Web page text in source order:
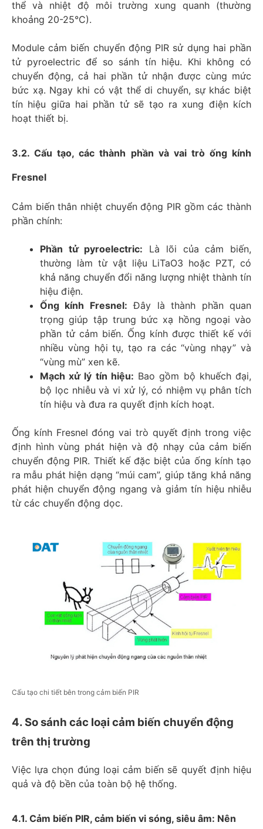
thể và nhiệt độ môi trường xung quanh (thường
khoảng 20-25°C).
Module cảm biến chuyển động PIR sử dụng hai phần
tử pyroelectric để so sánh tín hiệu. Khi không có
chuyển động, cả hai phần tử nhận được cùng mức
bức xạ. Ngay khi có vật thể di chuyển, sự khác biệt
tín hiệu giữa hai phần tử sẽ tạo ra xung điện kích
hoạt thiết bị.
3.2. Cấu tạo, các thành phần và vai trò ống kính
Fresnel
Cảm biến thân nhiệt chuyển động PIR gồm các thành
phần chính:
Phần tử pyroelectric: Là lõi của cảm biến,
thường làm từ vật liệu LiTaO3 hoặc PZT, có
khả năng chuyển đổi năng lượng nhiệt thành tín
hiệu điện.
Ống kính Fresnel: Đây là thành phần quan
trọng giúp tập trung bức xạ hồng ngoại vào
phần tử cảm biến. Ống kính được thiết kế với
nhiều vùng hội tụ, tạo ra các “vùng nhạy” và
“vùng mù” xen kẽ.
Mạch xử lý tín hiệu: Bao gồm bộ khuếch đại,
bộ lọc nhiễu và vi xử lý, có nhiệm vụ phân tích
tín hiệu và đưa ra quyết định kích hoạt.
Ống kính Fresnel đóng vai trò quyết định trong việc
định hình vùng phát hiện và độ nhạy của cảm biến
chuyển động PIR. Thiết kế đặc biệt của ống kính tạo
ra mẫu phát hiện dạng “múi cam”, giúp tăng khả năng
phát hiện chuyển động ngang và giảm tín hiệu nhiễu
từ các chuyển động dọc.
Cấu tạo chi tiết bên trong cảm biến PIR
4. So sánh các loại cảm biến chuyển động
trên thị trường
Việc lựa chọn đúng loại cảm biến sẽ quyết định hiệu
quả và độ bền của toàn bộ hệ thống.
4.1. Cảm biến PIR, cảm biến vi sóng, siêu âm: Nên